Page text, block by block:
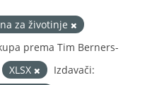
za životinje
prema Tim Berners-
XLSX
Izdavači: